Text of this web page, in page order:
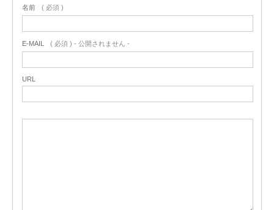
名前 ( 必須 )
E-MAIL ( 必須 ) - 公開されません -
URL